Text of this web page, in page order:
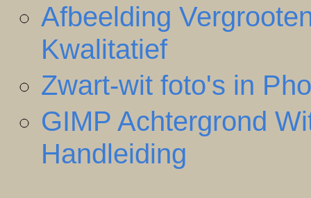
Afbeelding
Kwalitatief
Zwart-wit foto's in
GIMP Achtergrond
Handleiding